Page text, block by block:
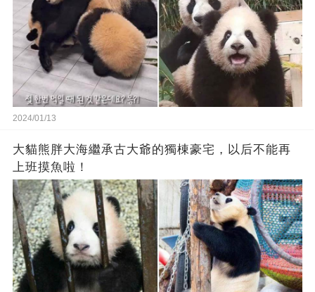
2024/01/13
大貓熊胖大海繼承古大爺的獨棟豪宅，以后不能再
上班摸魚啦！